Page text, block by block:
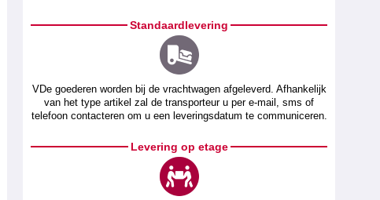
Standaardlevering
VDe goederen worden bij de vrachtwagen afgeleverd. Afhankelijk
van het type artikel zal de transporteur u per e-mail, sms of
telefoon contacteren om u een leveringsdatum te communiceren.
Levering op etage